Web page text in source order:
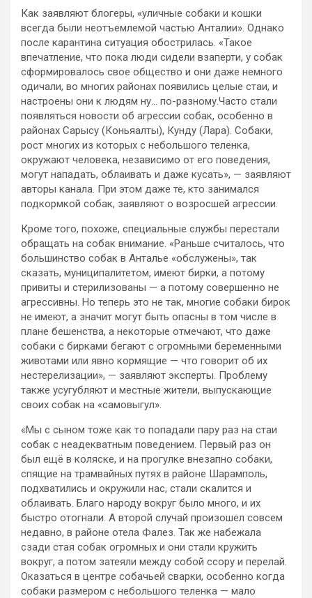
Как заявляют блогеры, «уличные собаки и кошки
всегда были неотъемлемой частью Анталии». Однако
после карантина ситуация обострилась. «Такое
впечатление, что пока люди сидели взаперти, у собак
сформировалось свое общество и они даже немного
одичали, во многих районах появились целые стаи, и
настроены они к людям ну… по-разному.Часто стали
появляться новости об агрессии собак, особенно в
районах Сарысу (Коньяалты), Кунду (Лара). Собаки,
рост многих из которых с небольшого теленка,
окружают человека, независимо от его поведения,
могут нападать, облаивать и даже кусать», — заявляют
авторы канала. При этом даже те, кто занимался
подкормкой собак, заявляют о возросшей агрессии.
Кроме того, похоже, специальные службы перестали
обращать на собак внимание. «Раньше считалось, что
большинство собак в Анталье «обслужены», так
сказать, муниципалитетом, имеют бирки, а потому
привиты и стерилизованы — а потому совершенно не
агрессивны. Но теперь это не так, многие собаки бирок
не имеют, а значит могут быть опасны в том числе в
плане бешенства, а некоторые отмечают, что даже
собаки с бирками бегают с огромными беременными
животами или явно кормящие — что говорит об их
нестерелизации», — заявляют эксперты. Проблему
также усугубляют и местные жители, выпускающие
своих собак на «самовыгул».
«Мы с сыном тоже как то попадали пару раз на стаи
собак с неадекватным поведением. Первый раз он
был ещё в коляске, и на прогулке внезапно собаки,
спящие на трамвайных путях в районе Шарамполь,
подхватились и окружили нас, стали скалится и
облаивать. Благо народу вокруг было много, и их
быстро отогнали. А второй случай произошел совсем
недавно, в районе отела Фалез. Так же набежала
сзади стая собак огромных и они стали кружить
вокруг, а потом затеяли между собой ссору и перелай.
Оказаться в центре собачьей сварки, особенно когда
собаки размером с небольшого теленка — мало